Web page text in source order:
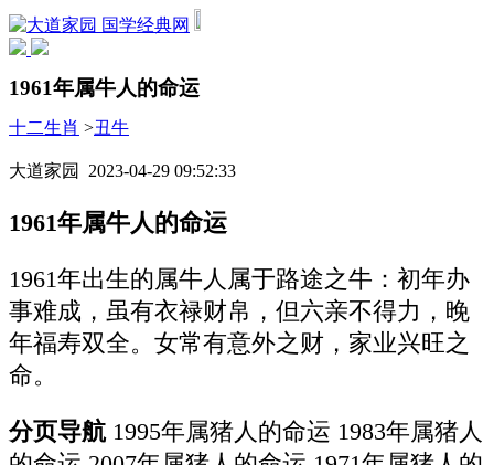
国学经典网
1961年属牛人的命运
十二生肖 >丑牛
大道家园 2023-04-29 09:52:33
1961年属牛人的命运
1961年出生的属牛人属于路途之牛：初年办
事难成，虽有衣禄财帛，但六亲不得力，晚
年福寿双全。女常有意外之财，家业兴旺之
命。
分页导航1995年属猪人的命运 1983年属猪人